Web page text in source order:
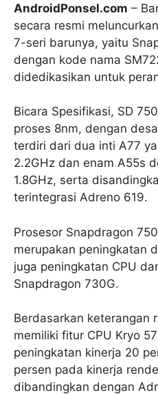
AndroidPonsel.com –
secara resmi
7-seri barunya, yaitu
dengan kode nama
didedikasikan untuk
Bicara Spesifikasi, SD
proses 8nm, dengan
terdiri dari dua inti A77
2.2GHz dan enam A55s
1.8GHz, serta
terintegrasi Adreno 619.
Prosesor Snapdragon
merupakan peningkatan
juga peningkatan CPU
Snapdragon 730G.
Berdasarkan keterangan
memiliki fitur CPU Kryo
peningkatan kinerja 20
persen pada kinerja
dibandingkan dengan